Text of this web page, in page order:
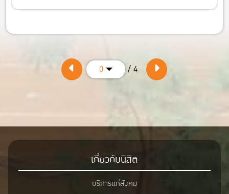
0 / 4
เกี่ยวกับนิสิต
บริการแก่สังคม